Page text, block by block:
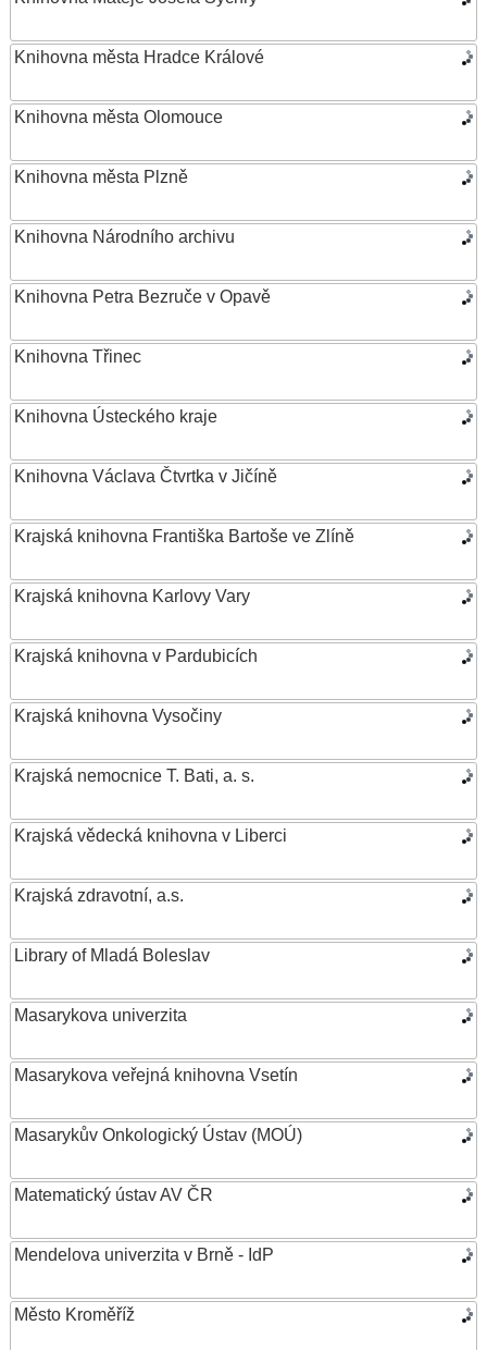
Knihovna města Hradce Králové
Knihovna města Olomouce
Knihovna města Plzně
Knihovna Národního archivu
Knihovna Petra Bezruče v Opavě
Knihovna Třinec
Knihovna Ústeckého kraje
Knihovna Václava Čtvrtka v Jičíně
Krajská knihovna Františka Bartoše ve Zlíně
Krajská knihovna Karlovy Vary
Krajská knihovna v Pardubicích
Krajská knihovna Vysočiny
Krajská nemocnice T. Bati, a. s.
Krajská vědecká knihovna v Liberci
Krajská zdravotní, a.s.
Library of Mladá Boleslav
Masarykova univerzita
Masarykova veřejná knihovna Vsetín
Masarykův Onkologický Ústav (MOÚ)
Matematický ústav AV ČR
Mendelova univerzita v Brně - IdP
Město Kroměříž